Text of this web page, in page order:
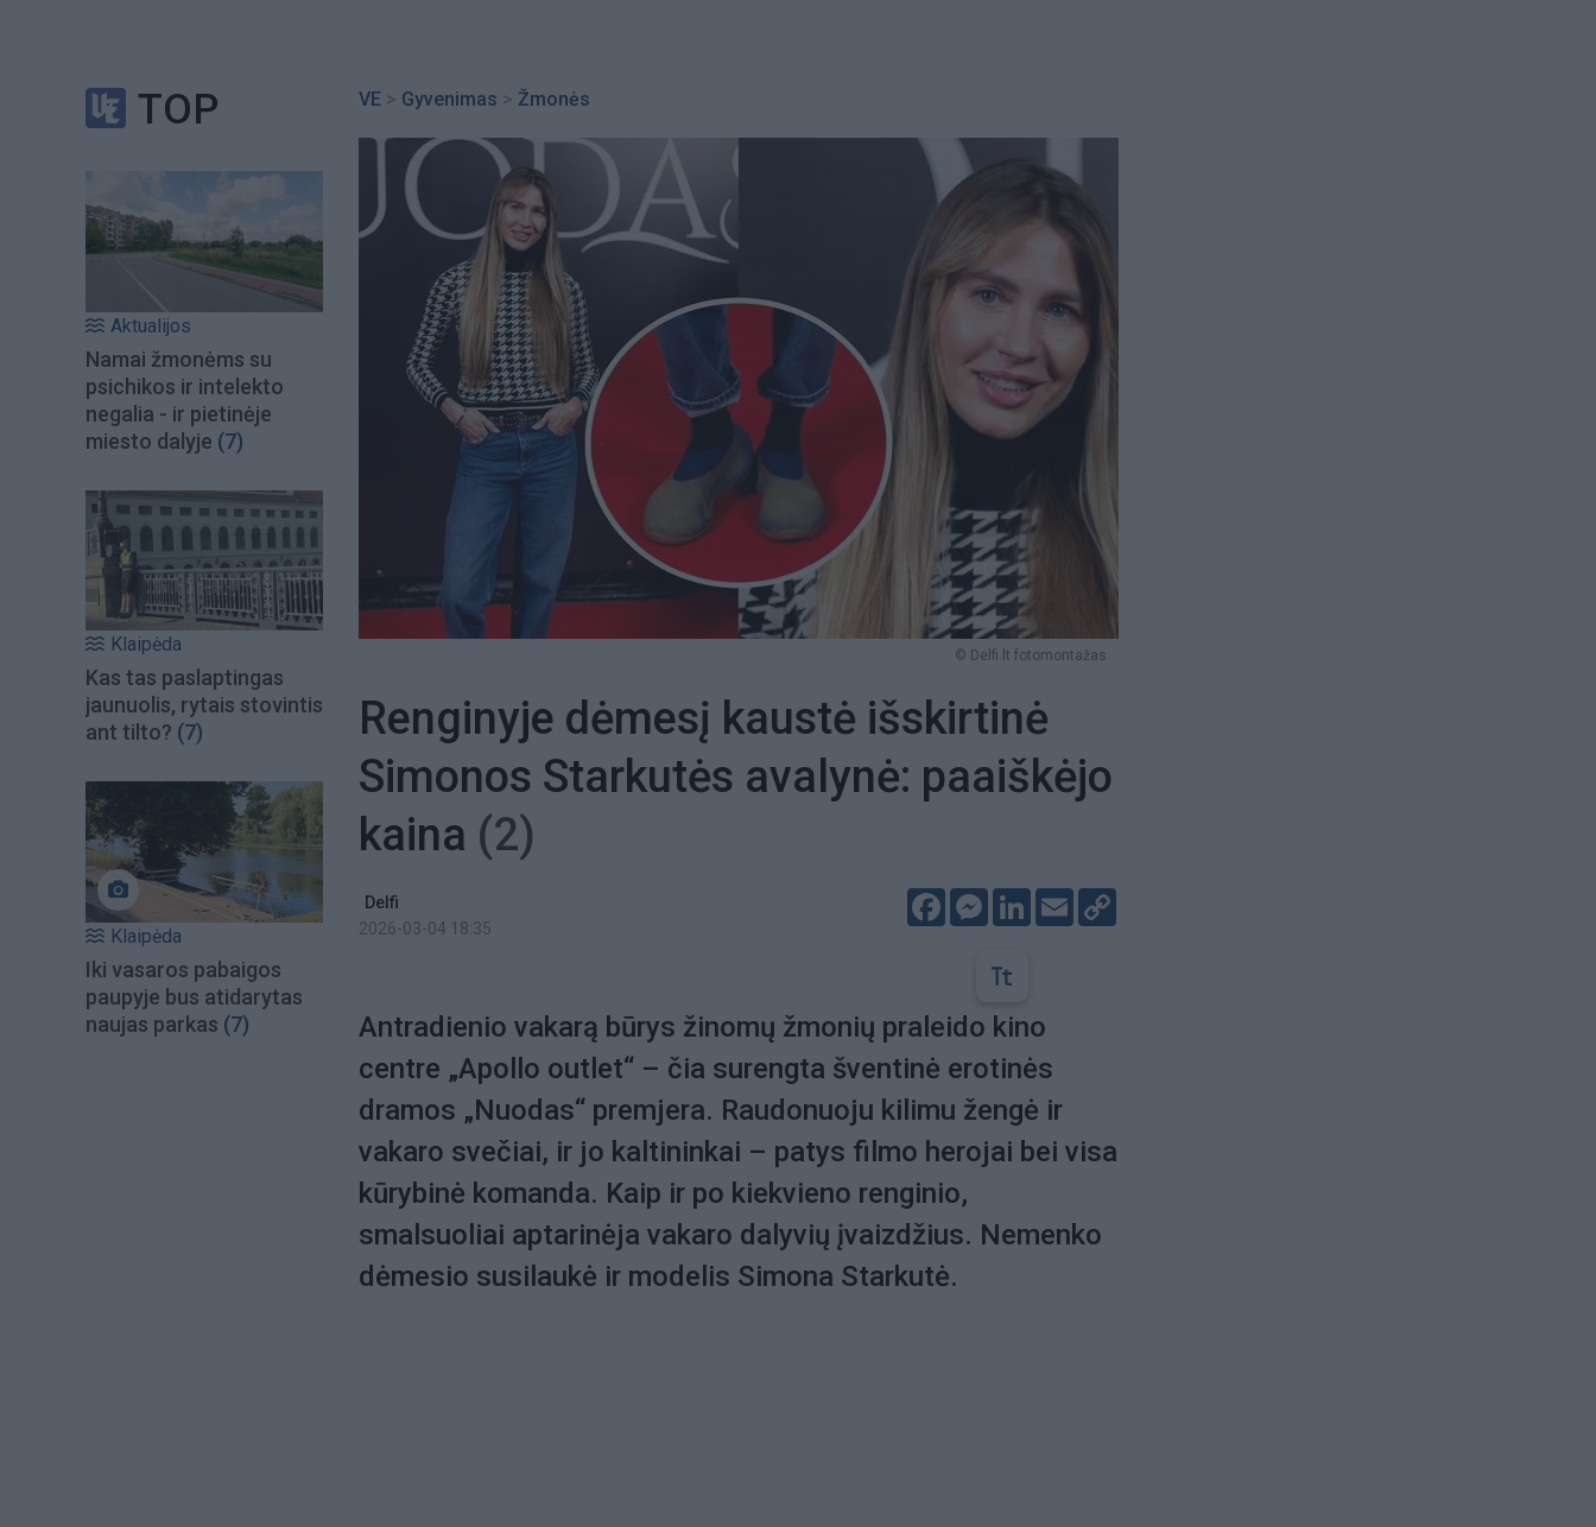
TOP
Aktualijos
Namai žmonėms su
psichikos ir intelekto
negalia - ir pietinėje
miesto dalyje (7)
Klaipėda
Kas tas paslaptingas
jaunuolis, rytais stovintis
ant tilto? (7)
Klaipėda
Iki vasaros pabaigos
paupyje bus atidarytas
naujas parkas (7)
VE > Gyvenimas > Žmonės
© Delfi.lt fotomontažas
Renginyje dėmesį kaustė išskirtinė
Simonos Starkutės avalynė: paaiškėjo
kaina (2)
Delfi
2026-03-04 18:35
FacebookMessenger
LinkedIn
Email
Antradienio vakarą būrys žinomų žmonių praleido kino
centre „Apollo outlet“ – čia surengta šventinė erotinės
dramos „Nuodas“ premjera. Raudonuoju kilimu žengė ir
vakaro svečiai, ir jo kaltininkai – patys filmo herojai bei visa
kūrybinė komanda. Kaip ir po kiekvieno renginio,
smalsuoliai aptarinėja vakaro dalyvių įvaizdžius. Nemenko
dėmesio susilaukė ir modelis Simona Starkutė.